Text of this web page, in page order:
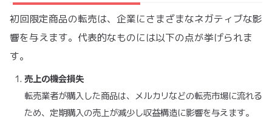
初回限定商品の転売は、企業にさまざまなネガティブな影
響を与えます。代表的なものには以下の点が挙げられま
す。
売上の機会損失
転売業者が購入した商品は、メルカリなどの転売市場に流れる
ため、定期購入の売上が減少し収益構造に影響を与えます。